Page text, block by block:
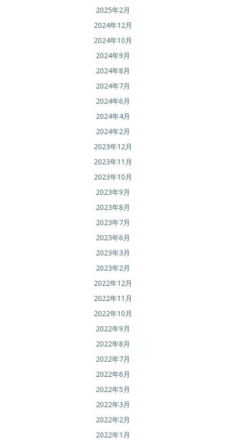
2025年2月
2024年12月
2024年10月
2024年9月
2024年8月
2024年7月
2024年6月
2024年4月
2024年2月
2023年12月
2023年11月
2023年10月
2023年9月
2023年8月
2023年7月
2023年6月
2023年3月
2023年2月
2022年12月
2022年11月
2022年10月
2022年9月
2022年8月
2022年7月
2022年6月
2022年5月
2022年3月
2022年2月
2022年1月